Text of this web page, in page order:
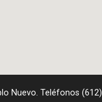
Nuevo. Teléfonos (612)